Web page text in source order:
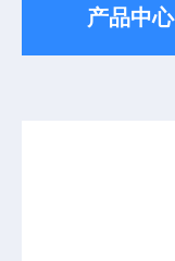
产品中心